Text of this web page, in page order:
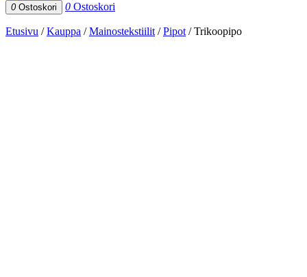
0 Ostoskori 0 Ostoskori
Etusivu /Kauppa /Mainostekstiilit /Pipot /Trikoopipo